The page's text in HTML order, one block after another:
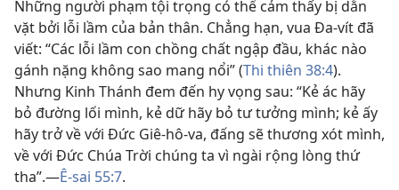
Những người phạm tội trọng có thể cảm thấy bị dằn
vặt bởi lỗi lầm của bản thân. Chẳng hạn, vua Đa-vít đã
viết: “Các lỗi lầm con chồng chất ngập đầu, khác nào
gánh nặng không sao mang nổi” (Thi thiên 38:4).
Nhưng Kinh Thánh đem đến hy vọng sau: “Kẻ ác hãy
bỏ đường lối mình, kẻ dữ hãy bỏ tư tưởng mình; kẻ ấy
hãy trở về với Đức Giê-hô-va, đấng sẽ thương xót mình,
về với Đức Chúa Trời chúng ta vì ngài rộng lòng thứ
tha”.​—Ê-sai 55:7.